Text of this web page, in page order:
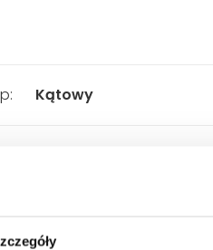
Kątowy
Zaokrąglony